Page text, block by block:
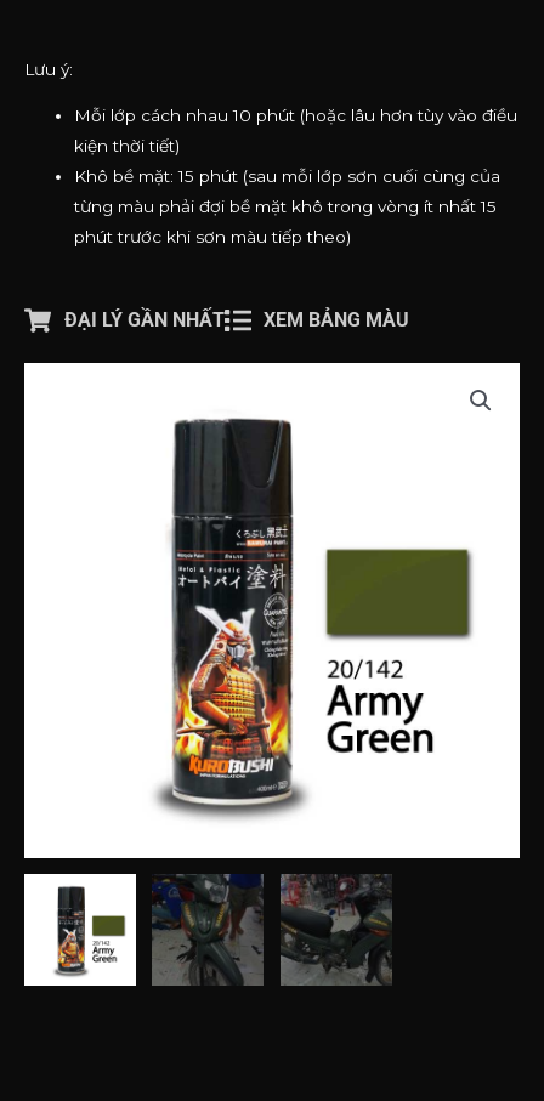
Lưu ý:
Mỗi lớp cách nhau 10 phút (hoặc lâu hơn tùy vào điều
kiện thời tiết)
Khô bề mặt: 15 phút (sau mỗi lớp sơn cuối cùng của
từng màu phải đợi bề mặt khô trong vòng ít nhất 15
phút trước khi sơn màu tiếp theo)
ĐẠI LÝ GẦN NHẤT XEM BẢNG MÀU